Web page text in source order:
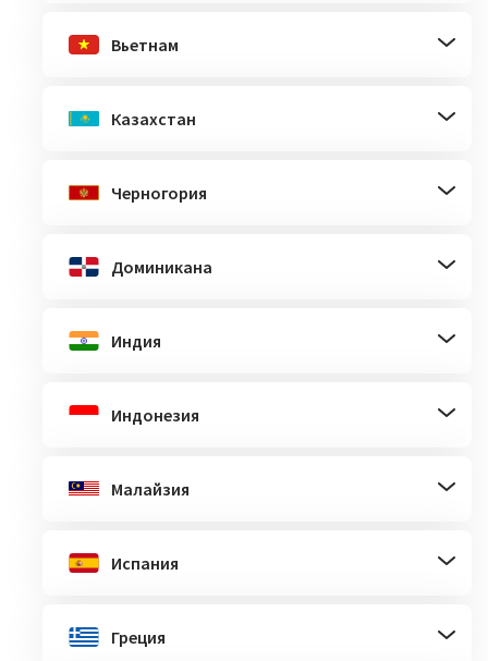
Вьетнам
Казахстан
Черногория
Доминикана
Индия
Индонезия
Малайзия
Испания
Греция